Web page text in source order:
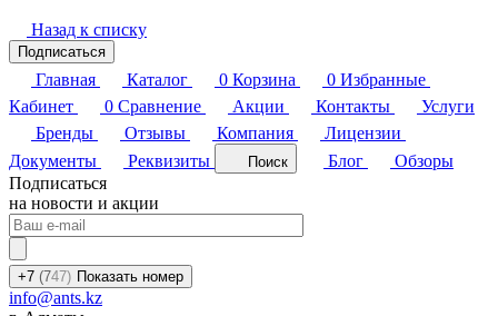
Назад к списку
Подписаться
Главная Каталог 0 Корзина 0 Избранные
Кабинет
0 Сравнение Акции Контакты
Услуги
Бренды
Отзывы Компания
Лицензии
Документы
Реквизиты Поиск Блог
Обзоры
Подписаться
на новости и акции
+7 (747) Показать номер
info@ants.kz